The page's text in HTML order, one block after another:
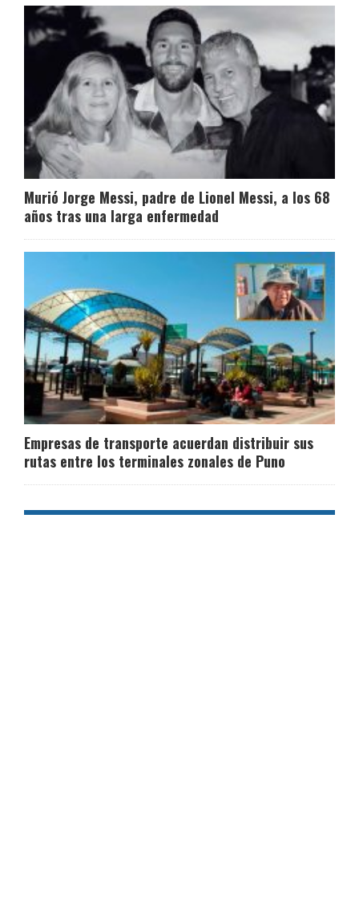
Murió Jorge Messi, padre de Lionel Messi, a los 68
años tras una larga enfermedad
Empresas de transporte acuerdan distribuir sus
rutas entre los terminales zonales de Puno